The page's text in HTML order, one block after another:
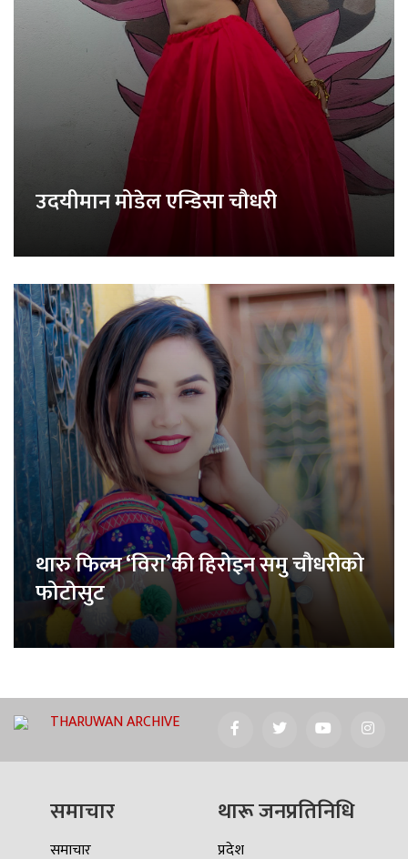
उदयीमान मोडेल एन्डिसा चौधरी
थारु फिल्म ‘विरा’की हिरोइन समु चौधरीको
फोटोसुट
THARUWAN ARCHIVE
समाचार
समाचार
थारू जनप्रतिनिधि
प्रदेश